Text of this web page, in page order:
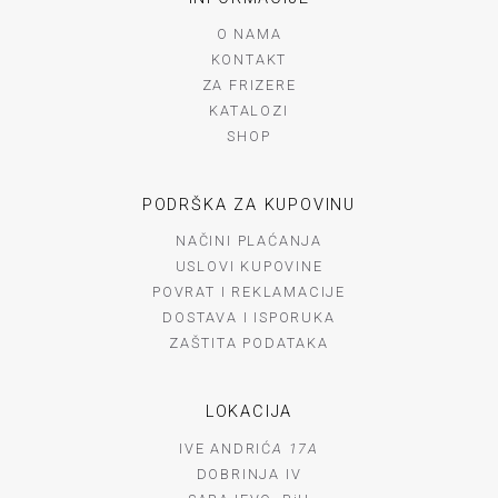
O NAMA
KONTAKT
ZA FRIZERE
KATALOZI
SHOP
PODRŠKA ZA KUPOVINU
NAČINI PLAĆANJA
USLOVI KUPOVINE
POVRAT I REKLAMACIJE
DOSTAVA I ISPORUKA
ZAŠTITA PODATAKA
LOKACIJA
IVE ANDRIĆA 17A
DOBRINJA IV